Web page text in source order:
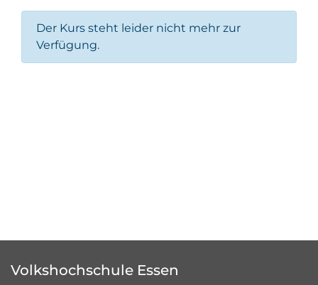
Der Kurs steht leider nicht mehr zur
Verfügung.
Volkshochschule Essen